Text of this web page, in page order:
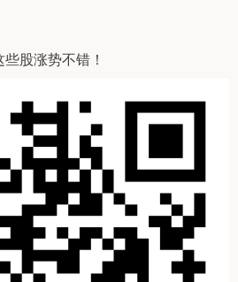
股涨势不错！